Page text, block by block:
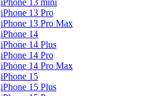
iPhone 13 mini
iPhone 13 Pro
iPhone 13 Pro Max
iPhone 14
iPhone 14 Plus
iPhone 14 Pro
iPhone 14 Pro Max
iPhone 15
iPhone 15 Plus